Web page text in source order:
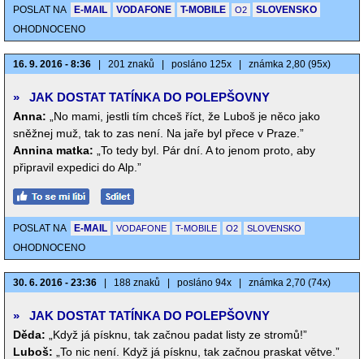
POSLAT NA E-MAIL VODAFONE T-MOBILE O2
SLOVENSKO
OHODNOCENO
16. 9. 2016 - 8:36 201 znaků posláno 125x známka 2,80 (95x)
» JAK DOSTAT TATÍNKA DO POLEPŠOVNY
Anna:
„No mami, jestli tím chceš říct, že Luboš je něco jako
sněžnej muž, tak to zas není. Na jaře byl přece v Praze.”
Annina matka:
„To tedy byl. Pár dní. A to jenom proto, aby
připravil expedici do Alp.”
POSLAT NA E-MAIL VODAFONE T-MOBILE O2 SLOVENSKO
OHODNOCENO
30. 6. 2016 - 23:36 188 znaků posláno 94x známka 2,70 (74x)
» JAK DOSTAT TATÍNKA DO POLEPŠOVNY
Děda:
„Když já písknu, tak začnou padat listy ze stromů!”
Luboš:
„To nic není. Když já písknu, tak začnou praskat větve.”